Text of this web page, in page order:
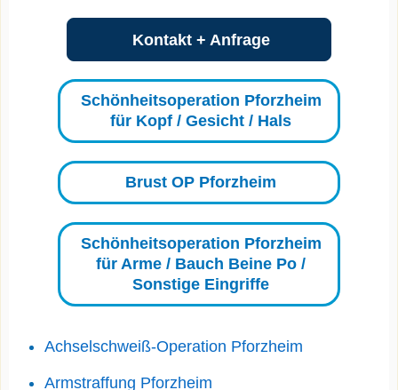
Kontakt + Anfrage
Schönheitsoperation Pforzheim
für Kopf / Gesicht / Hals
Brust OP Pforzheim
Schönheitsoperation Pforzheim
für Arme / Bauch Beine Po /
Sonstige Eingriffe
Achselschweiß-Operation Pforzheim
Armstraffung Pforzheim